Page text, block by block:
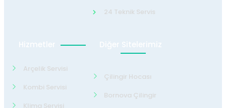
24 Teknik Servis
Hizmetler
Arçelik Servisi
Kombi Servisi
Klima Servisi
Diğer Sitelerimiz
Çilingir Hocası
Bornova Çilingir